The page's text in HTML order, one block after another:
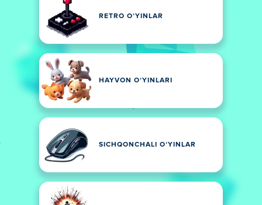
RETRO OʻYINLAR
HAYVON OʻYINLARI
SICHQONCHALI OʻYINLAR